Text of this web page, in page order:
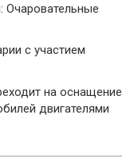
Очаровательные
с участием
на оснащение
двигателями